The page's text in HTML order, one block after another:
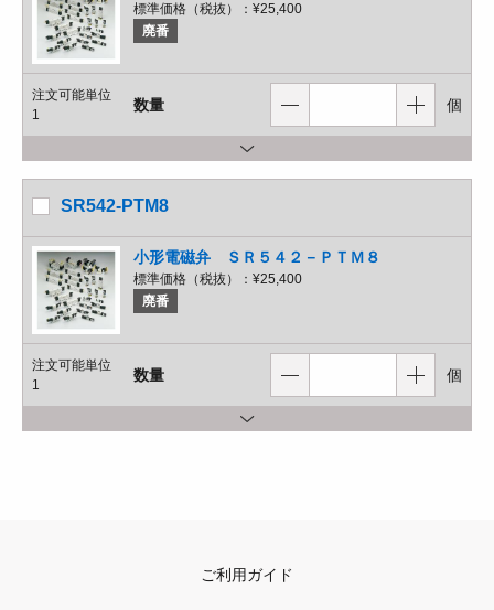
標準価格（税抜）： ¥25,400
廃番
注文可能単位
1
数量 個
SR542-PTM8
小形電磁弁 ＳＲ５４２－ＰＴＭ８
標準価格（税抜）： ¥25,400
廃番
注文可能単位
1
数量 個
ご利用ガイド